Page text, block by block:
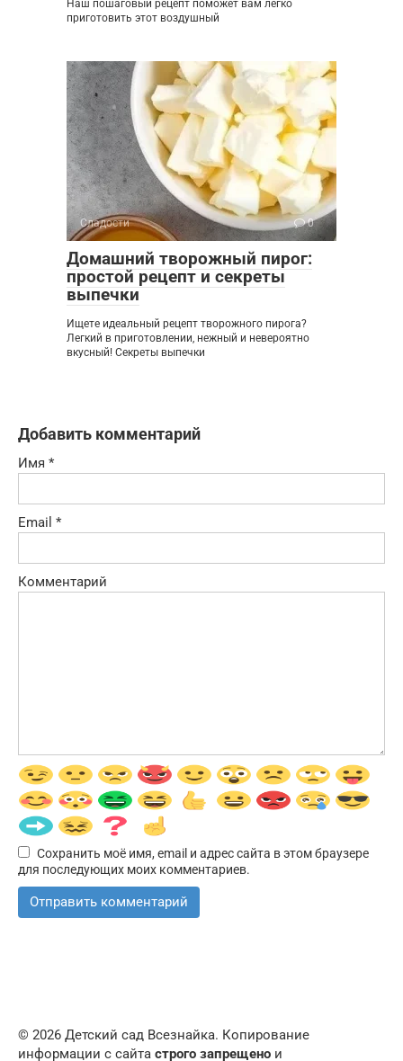
Наш пошаговый рецепт поможет вам легко
приготовить этот воздушный
Сладости 0
Домашний творожный пирог:
простой рецепт и секреты
выпечки
Ищете идеальный рецепт творожного пирога?
Легкий в приготовлении, нежный и невероятно
вкусный! Секреты выпечки
Добавить комментарий
Имя *
Email *
Комментарий
Сохранить моё имя, email и адрес сайта в этом браузере
для последующих моих комментариев.
© 2026 Детский сад Всезнайка. Копирование
информации с сайта строго запрещено и